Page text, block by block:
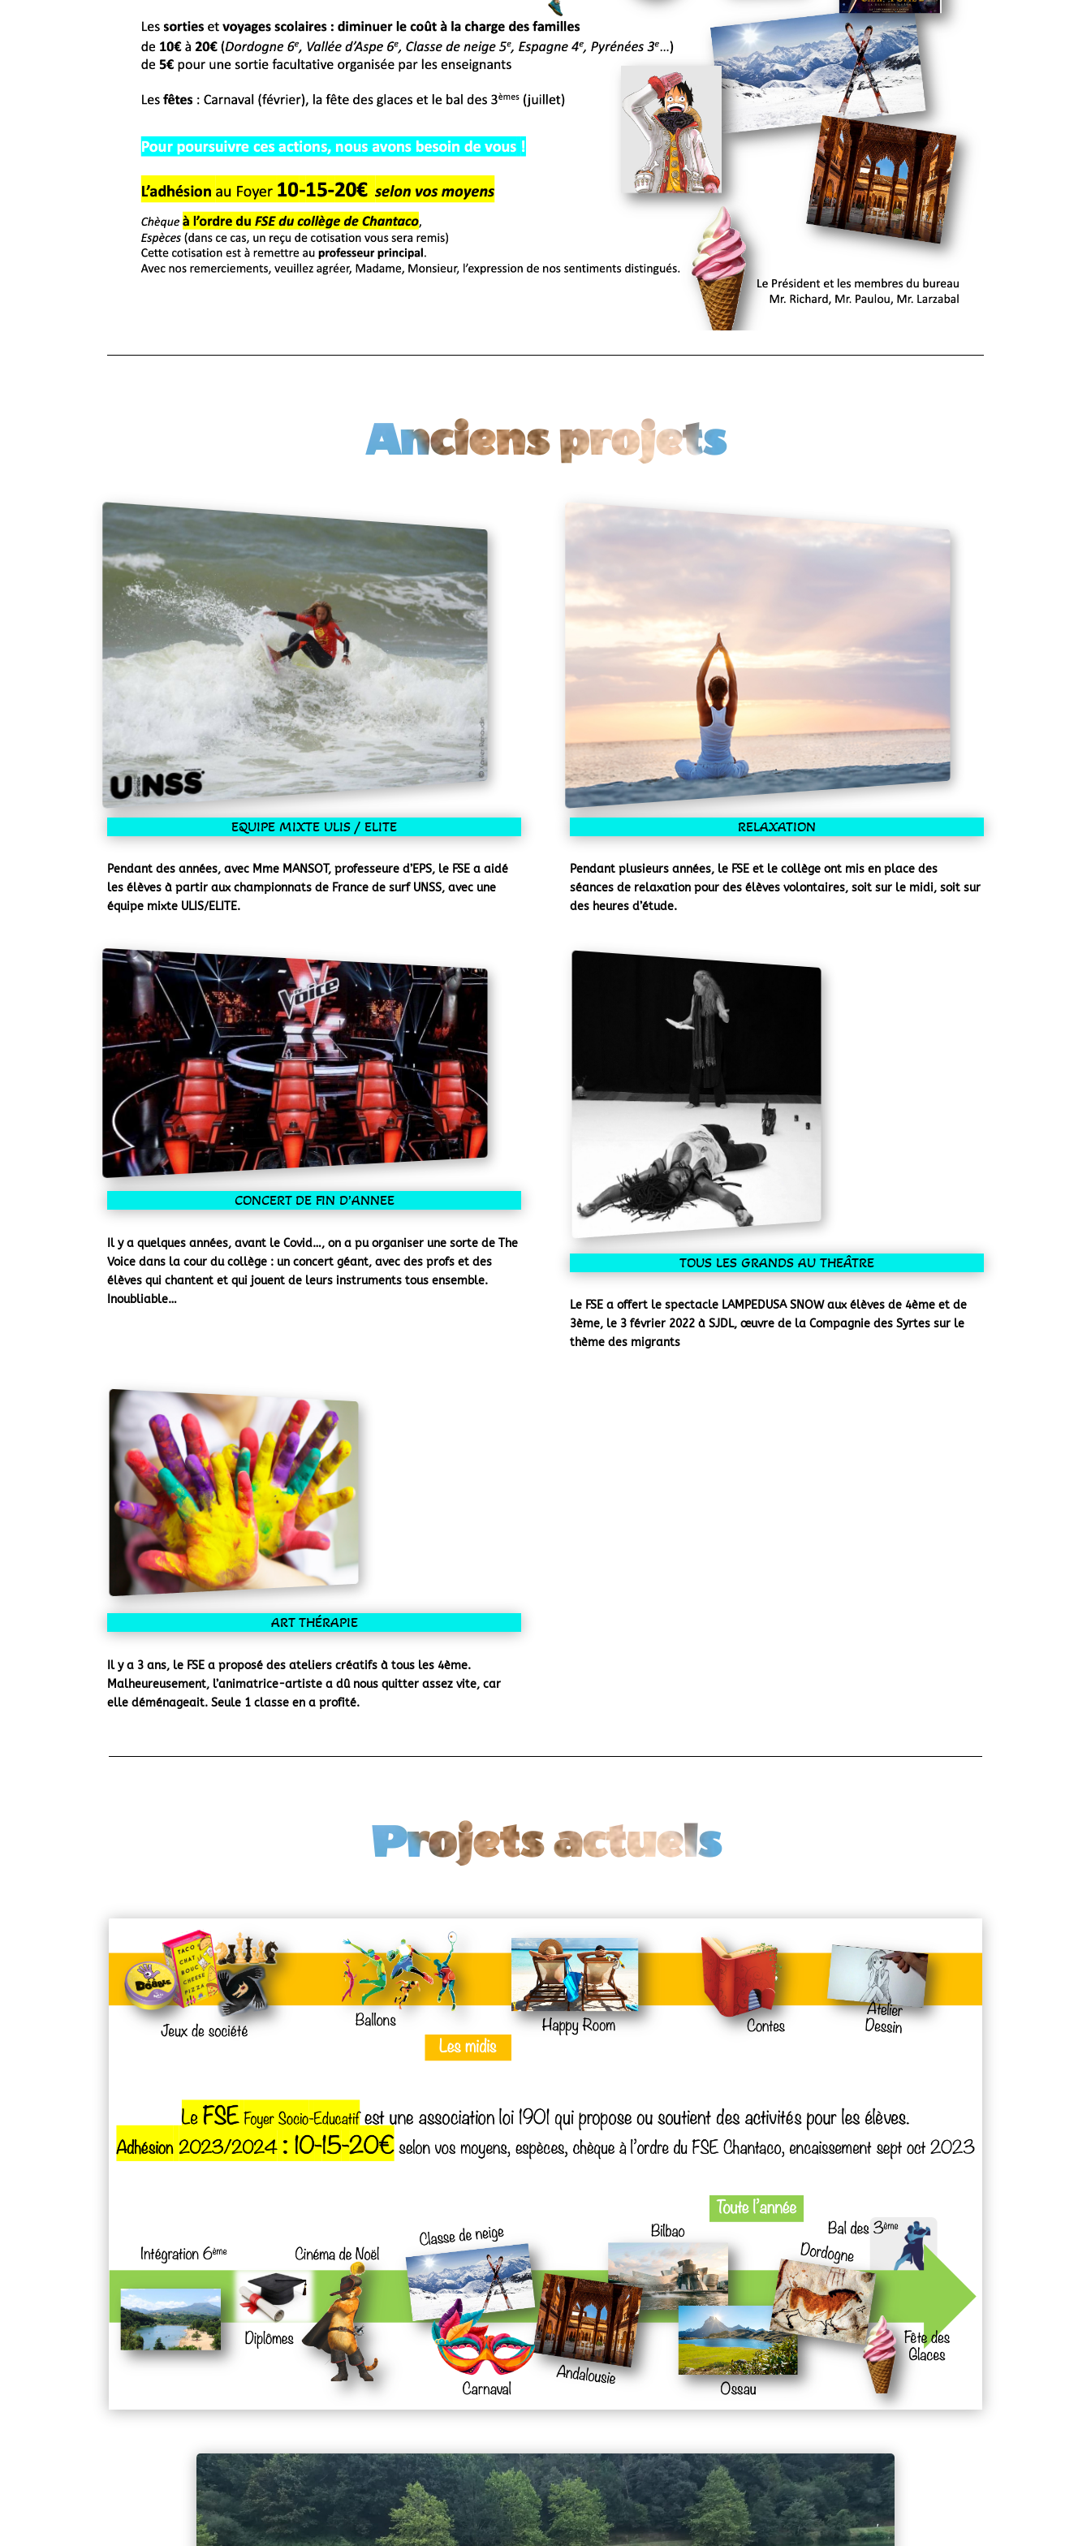
Anciens projets
EQUIPE MIXTE ULIS / ELITE
Pendant des années, avec Mme MANSOT, professeure d’EPS, le FSE a aidé
les élèves à partir aux championnats de France de surf UNSS, avec une
équipe mixte ULIS/ELITE.
RELAXATION
Pendant plusieurs années, le FSE et le collège ont mis en place des
séances de relaxation pour des élèves volontaires, soit sur le midi, soit sur
des heures d’étude.
CONCERT DE FIN D’ANNEE
Il y a quelques années, avant le Covid…, on a pu organiser une sorte de The
Voice dans la cour du collège : un concert géant, avec des profs et des
élèves qui chantent et qui jouent de leurs instruments tous ensemble.
Inoubliable…
TOUS LES GRANDS AU THEÂTRE
Le FSE a offert le spectacle LAMPEDUSA SNOW aux élèves de 4ème et de
3ème, le 3 février 2022 à SJDL, œuvre de la Compagnie des Syrtes sur le
thème des migrants
ART THÉRAPIE
Il y a 3 ans, le FSE a proposé des ateliers créatifs à tous les 4ème.
Malheureusement, l’animatrice-artiste a dû nous quitter assez vite, car
elle déménageait. Seule 1 classe en a profité.
Projets actuels